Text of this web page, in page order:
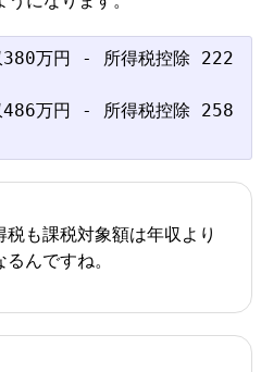
380万円 - 所得税控除 222
486万円 - 所得税控除 258
税も課税対象額は年収より
んですね。